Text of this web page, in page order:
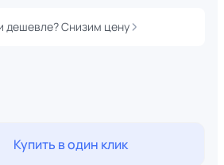
Нашли дешевле? Снизим цену
Купить в один клик